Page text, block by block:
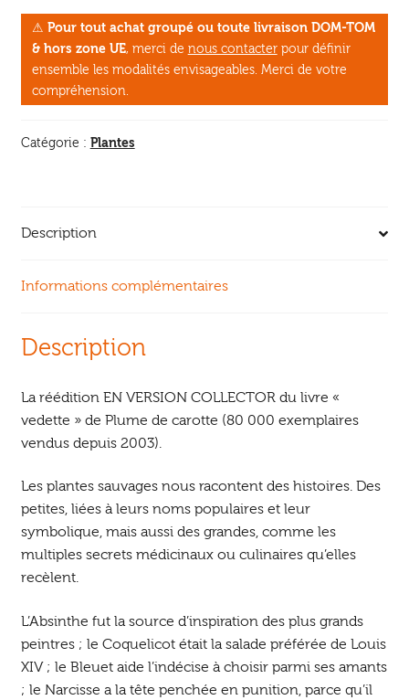
oublié
(collector
⚠ Pour tout achat groupé ou toute livraison DOM-TOM
& hors zone UE, merci de nous contacterpour définir
ensemble les modalités envisageables. Merci de votre
compréhension.
Catégorie : Plantes
Description
Informations complémentaires
Description
La réédition EN VERSION COLLECTOR du livre «
vedette » de Plume de carotte (80 000 exemplaires
vendus depuis 2003).
Les plantes sauvages nous racontent des histoires. Des
petites, liées à leurs noms populaires et leur
symbolique, mais aussi des grandes, comme les
multiples secrets médicinaux ou culinaires qu’elles
recèlent.
L’Absinthe fut la source d’inspiration des plus grands
peintres ; le Coquelicot était la salade préférée de Louis
XIV ; le Bleuet aide l’indécise à choisir parmi ses amants
; le Narcisse a la tête penchée en punition, parce qu’il